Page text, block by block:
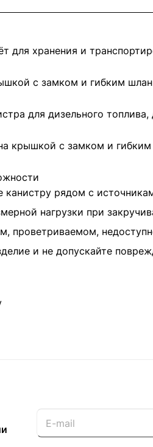
для хранения и
с замком и гибким
для дизельного
крышкой с замком и
канистру рядом с
нагрузки при
проветриваемом,
и не допускайте